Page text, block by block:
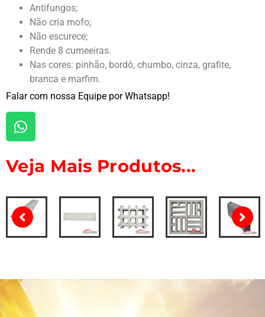
Antifungos;
Não cria mofo;
Não escurece;
Rende 8 cumeeiras.
Nas cores: pinhão, bordô, chumbo, cinza, grafite,
branca e marfim.
Falar com nossa Equipe por Whatsapp!
Veja Mais Produtos...